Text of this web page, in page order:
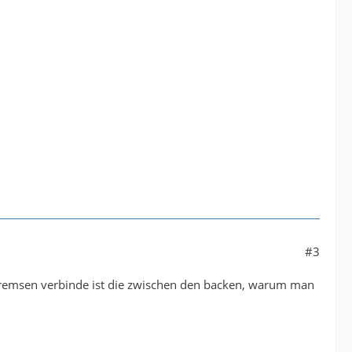
#3
verbinde ist die zwischen den backen, warum man